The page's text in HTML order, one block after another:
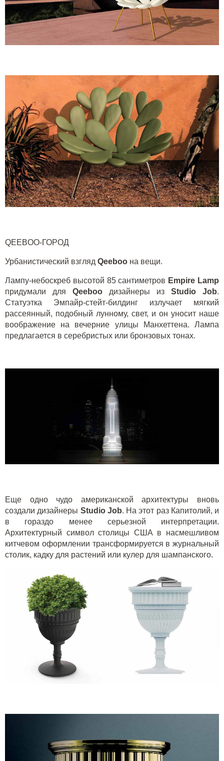
QEEBOO-ГОРОД
Урбанистический взгляд Qeeboo на вещи.
Лампу-небоскреб высотой 85 сантиметров Empire Lamp
придумали для Qeeboo дизайнеры из Studio Job.
Статуэтка Эмпайр-стейт-билдинг излучает мягкий
рассеянный, подобный лунному, свет, и он уносит наше
воображение на вечерние улицы Манхеттена. Лампа
предлагается в серебристых или бронзовых тонах.
Еще одно чудо американской архитектуры вновь
создали дизайнеры Studio Job. На этот раз Капитолий, и
в гораздо менее серьезной интерпретации.
Архитектурный символ столицы США в насмешливом
китчевом оформлении трансформируется в журнальный
столик, кадку для растений или кулер для шампанского.